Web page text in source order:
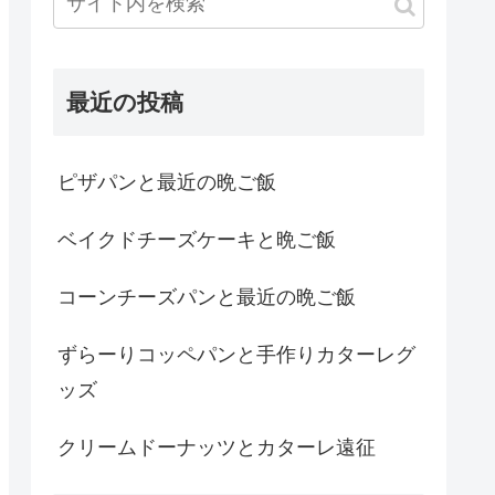
最近の投稿
ピザパンと最近の晩ご飯
ベイクドチーズケーキと晩ご飯
コーンチーズパンと最近の晩ご飯
ずらーりコッペパンと手作りカターレグ
ッズ
クリームドーナッツとカターレ遠征